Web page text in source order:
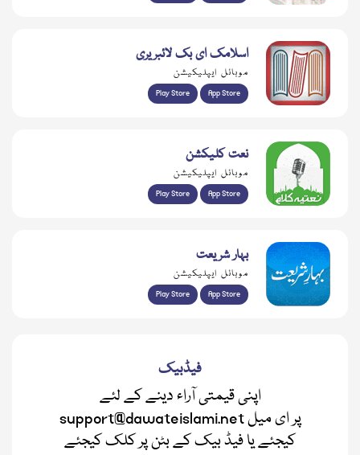
اسلامک ای بک لائبریری
موبائل ایپلیکیشن
Play Store App Store
نعت کلیکشن
موبائل ایپلیکیشن
Play Store App Store
بہار شریعت
موبائل ایپلیکیشن
Play Store App Store
فیڈبیک
اپنی قیمتی آراء دینے کے لئے
support@dawateislami.net پر ای میل
کیجئے یا فیڈ بیک کے بٹن پر کلک کیجئے